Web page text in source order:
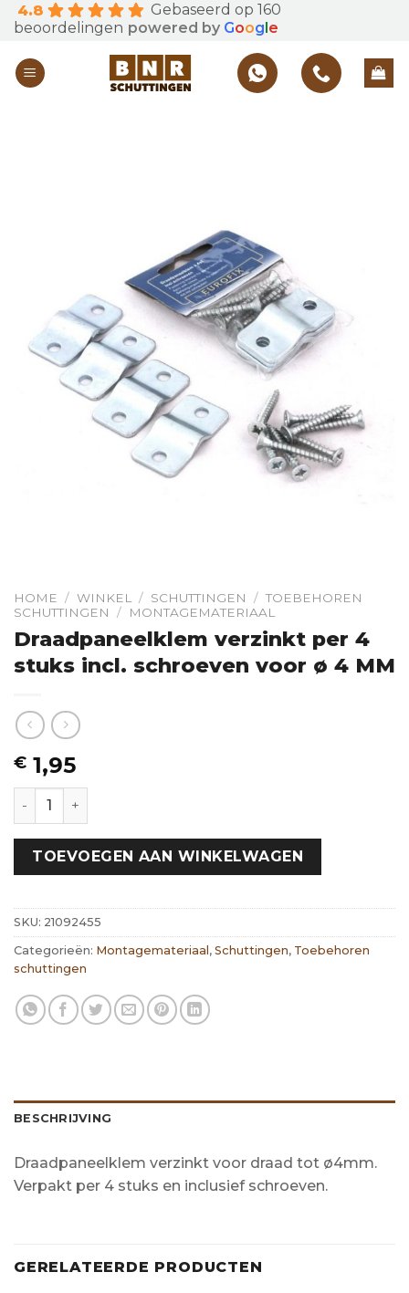
Skip
to
content
4.8
Gebaseerd op 160
beoordelingen powered by Goog e
HOME / WINKEL / SCHUTTINGEN / TOEBEHOREN
SCHUTTINGEN
/ MONTAGEMATERIAAL
Draadpaneelklem verzinkt per 4
stuks incl. schroeven voor ø 4 MM
€ 1,95
Draadpaneelklem verzinkt per 4 stuks incl. schroeven
TOEVOEGEN AAN WINKELWAGEN
SKU: 21092455
Categorieën: Montagemateriaal , Schuttingen, Toebehoren
schuttingen
BESCHRIJVING
Draadpaneelklem verzinkt voor draad tot ø4mm.
Verpakt per 4 stuks en inclusief schroeven.
GERELATEERDE PRODUCTEN